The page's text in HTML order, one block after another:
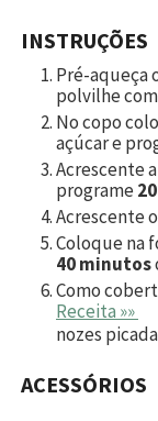
INSTRUÇÕES
Pré-aqueça
polvilhe
No copo
açúcar e
Acrescente
programe
Acrescente
Coloque na
40 minutos
Como
Receita »»
nozes
ACESSÓRIOS